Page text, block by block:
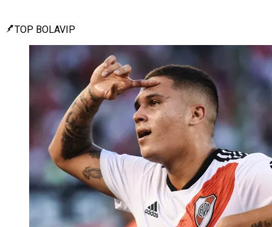
TOP BOLAVIP